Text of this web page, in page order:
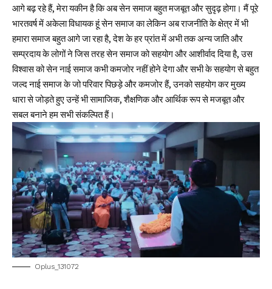
आगे बढ़ रहे हैं, मेरा यकीन है कि अब सेन समाज बहुत मजबूत और सुदृढ़ होगा। मैं पूरे
भारतवर्ष में अकेला विधायक हूं सेन समाज का लेकिन अब राजनीति के क्षेत्र में भी
हमारा समाज बहुत आगे जा रहा है, देश के हर प्रांत में अभी तक अन्य जाति और
सम्प्रदाय के लोगों ने जिस तरह सेन समाज को सहयोग और आशीर्वाद दिया है, उस
विश्वास को सेन नाई समाज कभी कमजोर नहीं होने देगा और सभी के सहयोग से बहुत
जल्द नाई समाज के जो परिवार पिछड़े और कमजोर हैं, उनको सहयोग कर मुख्य
धारा से जोड़ते हुए उन्हें भी सामाजिक, शैक्षणिक और आर्थिक रूप से मजबूत और
सबल बनाने हम सभी संकल्पित हैं।
Oplus_131072